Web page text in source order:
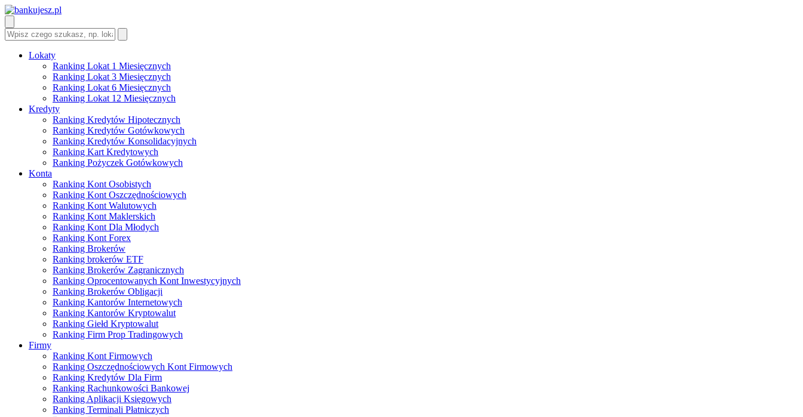
Lokaty
Ranking Lokat 1 Miesięcznych
Ranking Lokat 3 Miesięcznych
Ranking Lokat 6 Miesięcznych
Ranking Lokat 12 Miesięcznych
Kredyty
Ranking Kredytów Hipotecznych
Ranking Kredytów Gotówkowych
Ranking Kredytów Konsolidacyjnych
Ranking Kart Kredytowych
Ranking Pożyczek Gotówkowych
Konta
Ranking Kont Osobistych
Ranking Kont Oszczędnościowych
Ranking Kont Walutowych
Ranking Kont Maklerskich
Ranking Kont Dla Młodych
Ranking Kont Forex
Ranking Brokerów
Ranking brokerów ETF
Ranking Brokerów Zagranicznych
Ranking Oprocentowanych Kont Inwestycyjnych
Ranking Brokerów Obligacji
Ranking Kantorów Internetowych
Ranking Kantorów Kryptowalut
Ranking Giełd Kryptowalut
Ranking Firm Prop Tradingowych
Firmy
Ranking Kont Firmowych
Ranking Oszczędnościowych Kont Firmowych
Ranking Kredytów Dla Firm
Ranking Rachunkowości Bankowej
Ranking Aplikacji Księgowych
Ranking Terminali Płatniczych